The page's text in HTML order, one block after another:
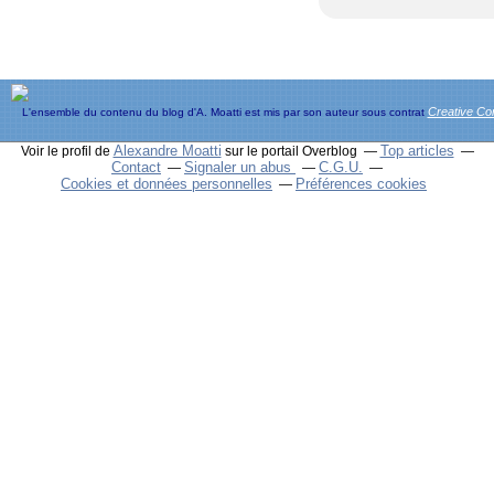
L'ensemble du contenu du blog d'A. Moatti est mis par son auteur sous contrat Creative
Voir le profil de Alexandre Moatti sur le portail Overblog
Top articles
Contact
Signaler un abus
C.G.U.
Cookies et données personnelles
Préférences cookies